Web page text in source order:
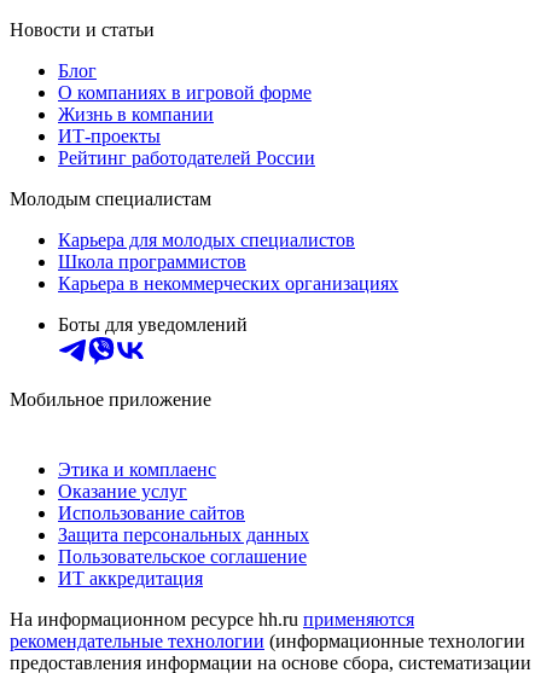
Новости и статьи
Блог
О компаниях в игровой форме
Жизнь в компании
ИТ-проекты
Рейтинг работодателей России
Молодым специалистам
Карьера для молодых специалистов
Школа программистов
Карьера в некоммерческих организациях
Боты для уведомлений
Мобильное приложение
Этика и комплаенс
Оказание услуг
Использование сайтов
Защита персональных данных
Пользовательское соглашение
ИТ аккредитация
На информационном ресурсе hh.ru применяются
рекомендательные технологии (информационные технологии
предоставления информации на основе сбора, систематизации